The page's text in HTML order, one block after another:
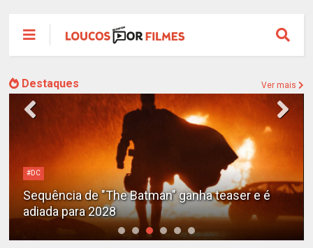
Destaques Ver mais
#DC
Sequência de "The Batman" ganha teaser e é
adiada para 2028